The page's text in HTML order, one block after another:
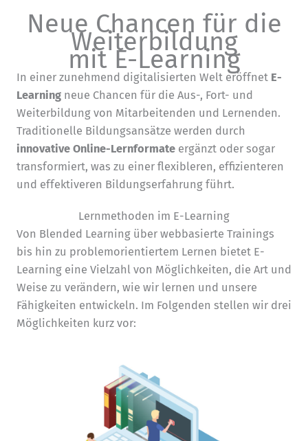
Neue Chancen für die
Weiterbildung
mit E-Learning
In einer zunehmend digitalisierten Welt eröffnet E-
Learning neue Chancen für die Aus-, Fort- und
Weiterbildung von Mitarbeitenden und Lernenden.
Traditionelle Bildungsansätze werden durch
innovative Online-Lernformate ergänzt oder sogar
transformiert, was zu einer flexibleren, effizienteren
und effektiveren Bildungserfahrung führt.
Lernmethoden im E-Learning
Von Blended Learning über webbasierte Trainings
bis hin zu problemorientiertem Lernen bietet E-
Learning eine Vielzahl von Möglichkeiten, die Art und
Weise zu verändern, wie wir lernen und unsere
Fähigkeiten entwickeln. Im Folgenden stellen wir drei
Möglichkeiten kurz vor: